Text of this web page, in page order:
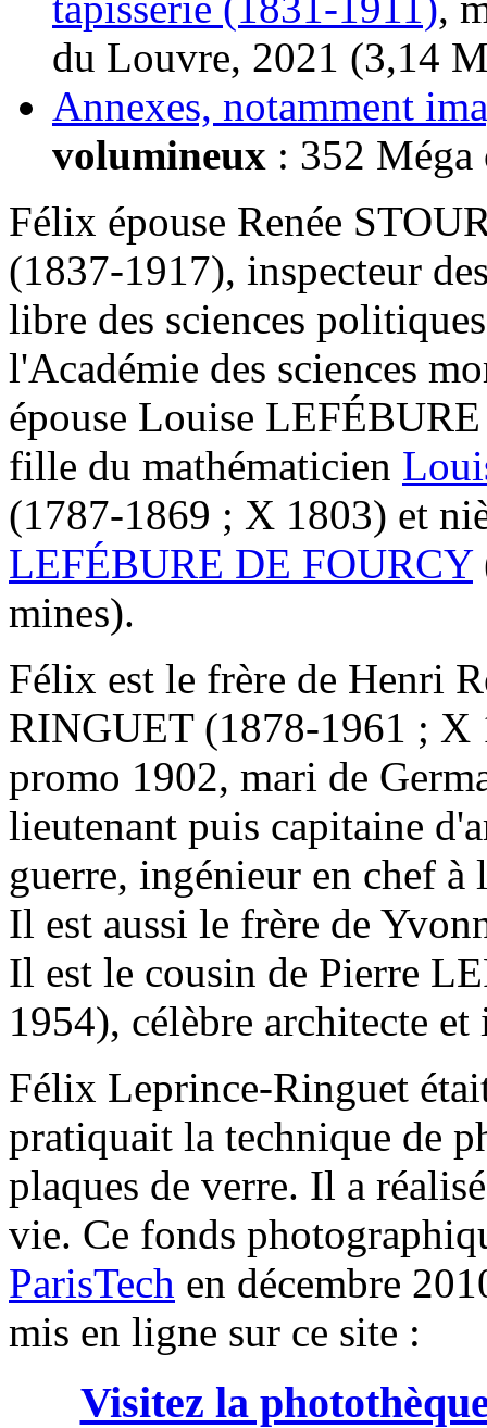
du Louvre, 2021 (3,14
Annexes, notamment
volumineux : 352 Méga
Félix épouse Renée
(1837-1917), inspecteur
libre des sciences
l'Académie des sciences
épouse Louise
fille du mathématicien
(1787-1869 ; X 1803) et
LEFÉBURE DE FOURCY
mines).
Félix est le frère de Henri
RINGUET (1878-1961 ;
promo 1902, mari de
lieutenant puis capitaine
guerre, ingénieur en chef à
Il est aussi le frère de
Il est le cousin de Pierre
1954), célèbre architecte et
Félix Leprince-Ringuet
pratiquait la technique de
plaques de verre. Il a
vie. Ce fonds
ParisTech en décembre
mis en ligne sur ce site :
Visitez la